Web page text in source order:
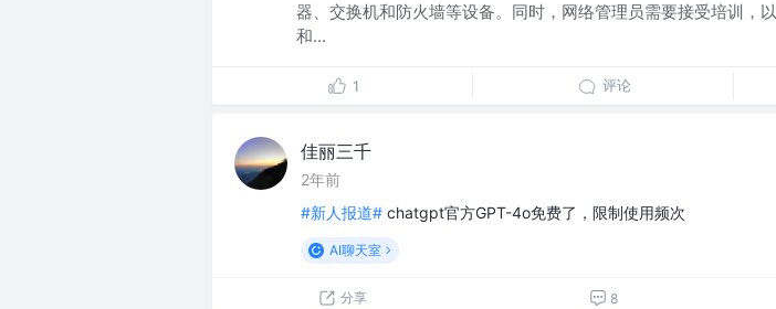
器、交换机和防火墙等设备。同时，网络管理员需要接受培训，
和...
1 评论
佳丽三千
2年前
#新人报道# chatgpt官方GPT-4o免费了，限制使用频次
AI聊天室
分享 8